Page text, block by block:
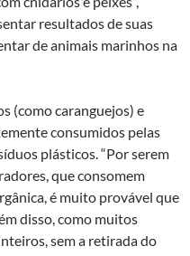
resultados de suas
de animais marinhos na
(como caranguejos) e
consumidos pelas
plásticos. “Por serem
que consomem
é muito provável que
disso, como muitos
sem a retirada do